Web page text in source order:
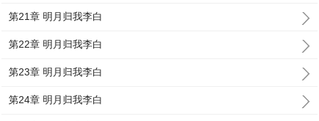
第21章 明月归我李白
第22章 明月归我李白
第23章 明月归我李白
第24章 明月归我李白